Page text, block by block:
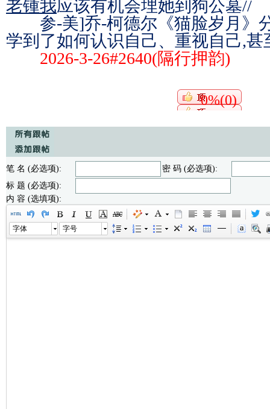
老锺我应该有机会埋她到狗公墓//
参-美]乔-柯德尔 《猫脸岁月》
学到了如何认识自己、重视自己,甚
2026-3-26#2640(隔行押韵)
0%(0)
笔 名 (必选项):
密 码 (必选项):
标 题 (必选项):
内 容 (选填项):
字体 字号